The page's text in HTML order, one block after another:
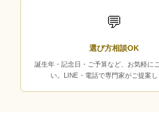
💬
選び方相談OK
誕生年・記念日・ご予算など、お気軽に
い。LINE・電話で専門家がご提案し